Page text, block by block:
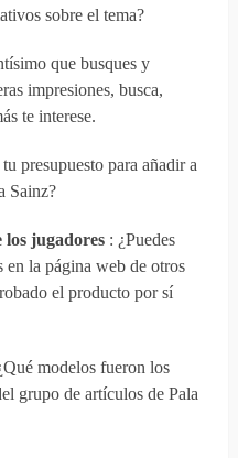
sobre el tema?
que busques y
impresiones, busca,
te interese.
presupuesto para añadir a
Sainz?
los jugadores : ¿Puedes
la página web de otros
el producto por sí
modelos fueron los
grupo de artículos de Pala